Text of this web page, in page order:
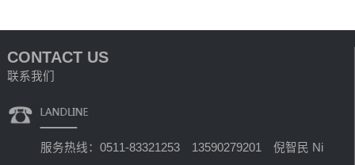
CONTACT US
联系我们
服务热线：0511-83321253 13590279201 倪智民 Ni